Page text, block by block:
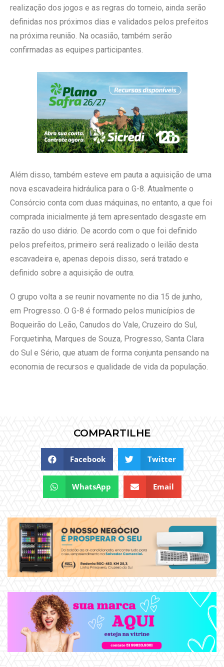
realização dos jogos e as regras do torneio, ainda serão
definidas nos próximos dias e validados pelos prefeitos
na próxima reunião. Na ocasião, também serão
confirmadas as equipes participantes.
Além disso, também esteve em pauta a aquisição de uma
nova escavadeira hidráulica para o G-8. Atualmente o
Consórcio conta com duas máquinas, no entanto, a que foi
comprada inicialmente já tem apresentado desgaste em
razão do uso diário. De acordo com o que foi definido
pelos prefeitos, primeiro será realizado o leilão desta
escavadeira e, apenas depois disso, será tratado e
definido sobre a aquisição de outra.
O grupo volta a se reunir novamente no dia 15 de junho,
em Progresso. O G-8 é formado pelos municípios de
Boqueirão do Leão, Canudos do Vale, Cruzeiro do Sul,
Forquetinha, Marques de Souza, Progresso, Santa Clara
do Sul e Sério, que atuam de forma conjunta pensando na
economia de recursos e qualidade de vida da população.
COMPARTILHE
Facebook Twitter
WhatsApp Email